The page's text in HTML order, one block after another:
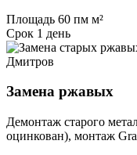
Площадь 60 пм м²
Срок 1 день
Дмитров
Замена ржавых
Демонтаж старого
оцинкован), монтаж